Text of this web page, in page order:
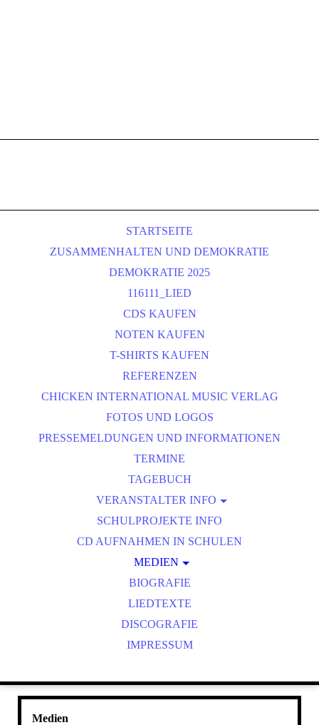
STARTSEITE
ZUSAMMENHALTEN UND DEMOKRATIE
DEMOKRATIE 2025
116111_LIED
CDS KAUFEN
NOTEN KAUFEN
T-SHIRTS KAUFEN
REFERENZEN
CHICKEN INTERNATIONAL MUSIC VERLAG
FOTOS UND LOGOS
PRESSEMELDUNGEN UND INFORMATIONEN
TERMINE
TAGEBUCH
VERANSTALTER INFO
ROCK UND POPKONZERT
SCHULPROJEKTE INFO
CD AUFNAHMEN IN SCHULEN
MEDIEN
MEDIEN S2
BIOGRAFIE
LIEDTEXTE
DISCOGRAFIE
IMPRESSUM
Medien